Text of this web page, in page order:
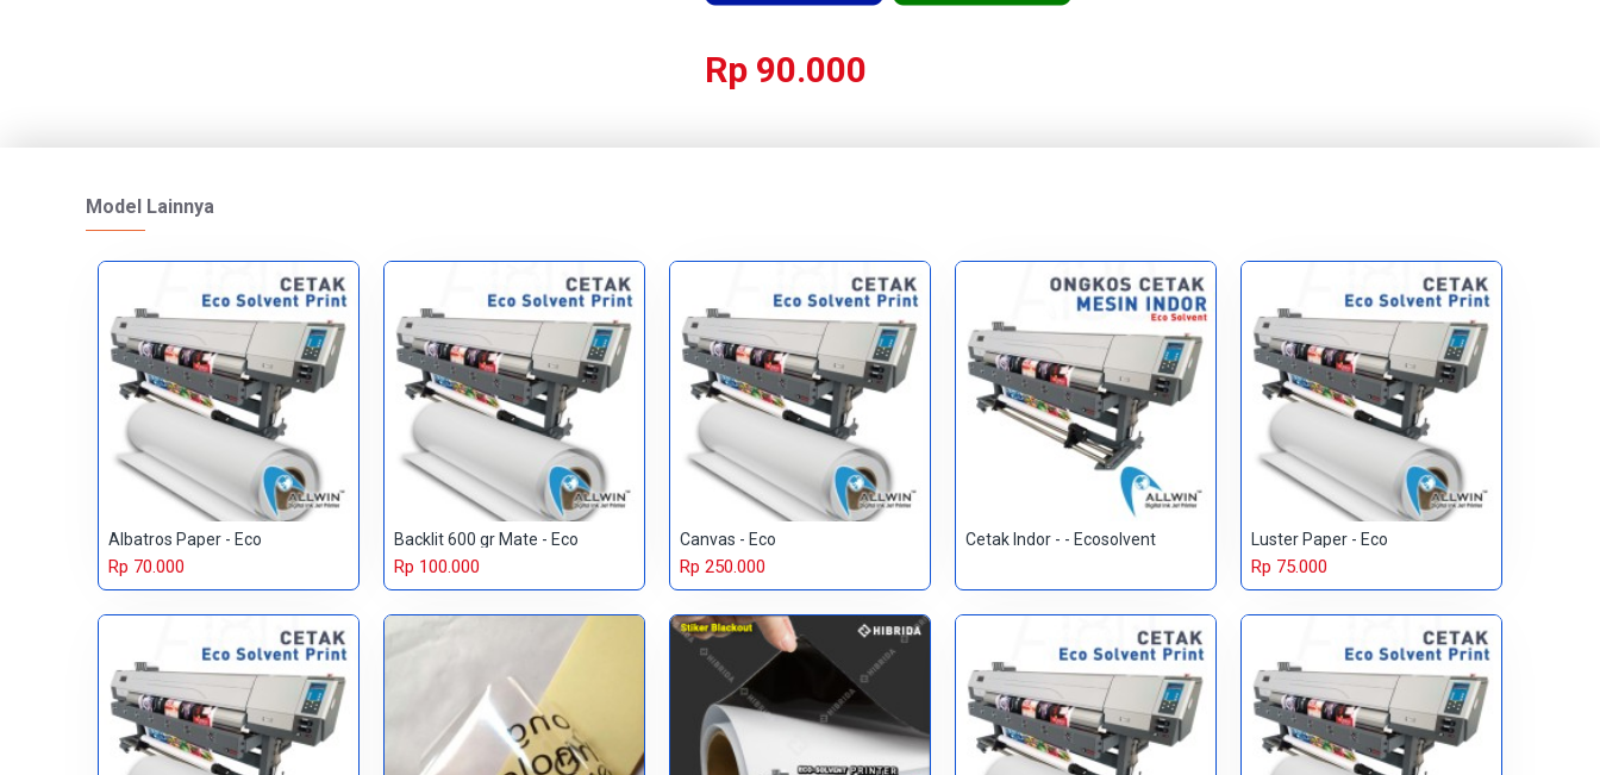
Rp 90.000
Model Lainnya
Albatros Paper - Eco
Rp 70.000
Backlit 600 gr Mate - Eco
Rp 100.000
Canvas - Eco
Rp 250.000
Cetak Indor - - Ecosolvent Luster Paper - Eco
Rp 75.000